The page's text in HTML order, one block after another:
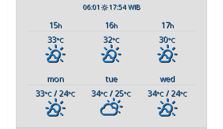
06:01 17:54 WIB
15h 16h 17h
33°C 32°C 30°C
mon tue
wed
33°C / 24°C 34°C / 25°C 34°C/ 24°C